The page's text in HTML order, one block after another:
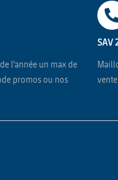
l'année un max de
promos ou nos
SAV